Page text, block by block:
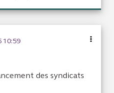
10:59
des syndicats